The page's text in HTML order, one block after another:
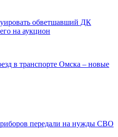
обветшавший ДК
на аукцион
в транспорте Омска – новые
передали на нужды СВО